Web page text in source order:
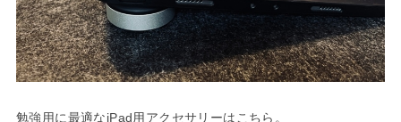
勉強用に最適なiPad用アクセサリーはこちら。